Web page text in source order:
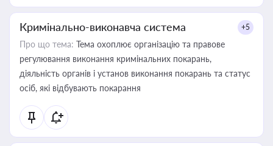
Кримінально-виконавча система +5
Про що тема: Тема охоплює організацію та правове
регулювання виконання кримінальних покарань,
діяльність органів і установ виконання покарань та статус
осіб, які відбувають покарання